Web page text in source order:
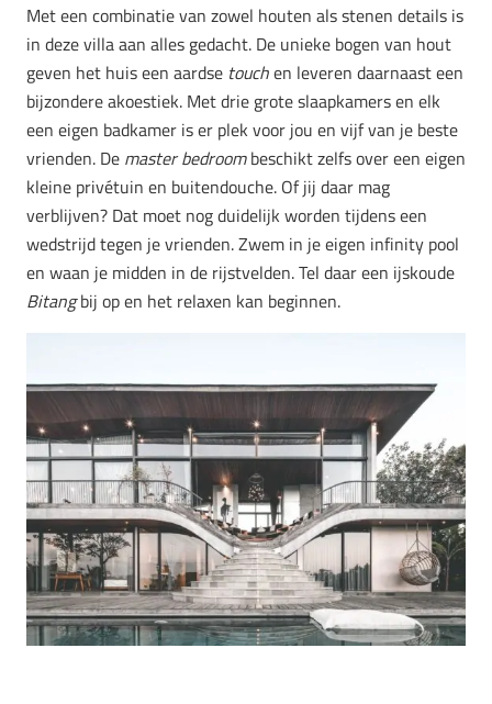
Met een combinatie van zowel houten als stenen details is
in deze villa aan alles gedacht. De unieke bogen van hout
geven het huis een aardse touchen leveren daarnaast een
bijzondere akoestiek. Met drie grote slaapkamers en elk
een eigen badkamer is er plek voor jou en vijf van je beste
vrienden. De master bedroombeschikt zelfs over een eigen
kleine privétuin en buitendouche. Of jij daar mag
verblijven? Dat moet nog duidelijk worden tijdens een
wedstrijd tegen je vrienden. Zwem in je eigen infinity pool
en waan je midden in de rijstvelden. Tel daar een ijskoude
Bitangbij op en het relaxen kan beginnen.